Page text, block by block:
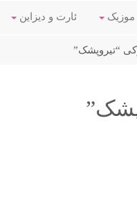
ئارت و دیزاین موزیک
“تیروپشک”